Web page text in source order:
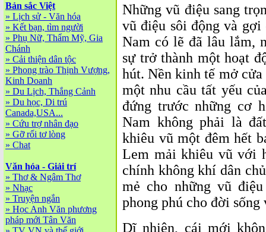
Bản sắc Việt
» Lịch sử - Văn hóa
» Kết bạn, tìm người
» Phụ Nữ, Thẩm Mỹ, Gia
Chánh
» Cải thiện dân tộc
» Phong trào Thịnh Vượng,
Kinh Doanh
» Du Lịch, Thắng Cảnh
» Du học, Di trú
Canada,USA...
» Cứu trợ nhân đạo
» Gỡ rối tơ lòng
» Chat
Văn hóa - Giải trí
» Thơ & Ngâm Thơ
» Nhạc
» Truyện ngắn
» Học Anh Văn phương
pháp mới Tân Văn
Những vũ điệu sang
vũ điệu sôi động và
Nam có lẽ đã lâu lắm,
sự trở thành một hoạt
hút. Nền kinh tế mở
một nhu cầu tất yếu
đứng trước những cơ
Nam không phải là
khiêu vũ một đêm hết
Lem mải khiêu vũ với
chính không khí dân
mẻ cho những vũ
phong phú cho đời
Dĩ nhiên, cái mới